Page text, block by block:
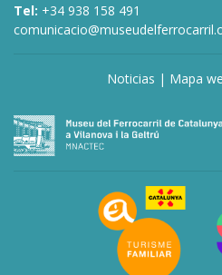
Tel: +34 938 158 491
Noticias | Mapa